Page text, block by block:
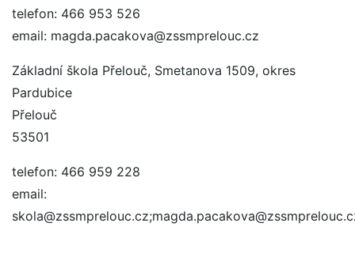
telefon: 466 953 526
email: magda.pacakova@zssmprelouc.cz
Základní škola Přelouč, Smetanova 1509, okres
Pardubice
Přelouč
53501
telefon: 466 959 228
email: